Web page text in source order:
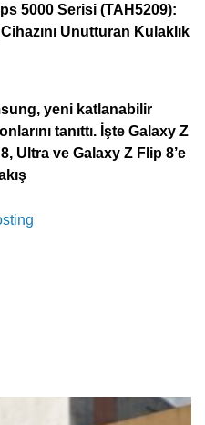
5000 Serisi (TAH5209):
Unutturan Kulaklık
yeni katlanabilir
tanıttı. İşte Galaxy Z
Ultra ve Galaxy Z Flip 8’e